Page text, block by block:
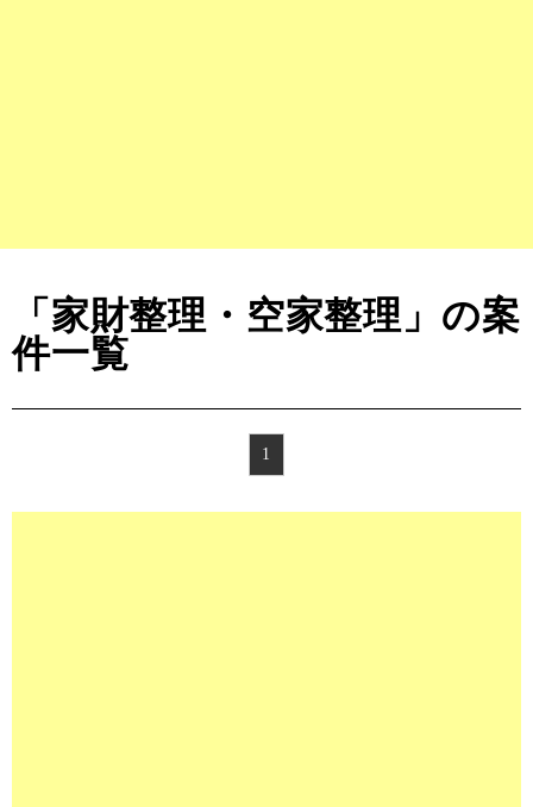
「家財整理・空家整理」の案
件一覧
1